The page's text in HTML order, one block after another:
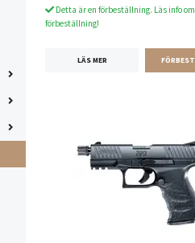
Detta är en förbeställning. Läs info om
förbeställning!
LÄS MER